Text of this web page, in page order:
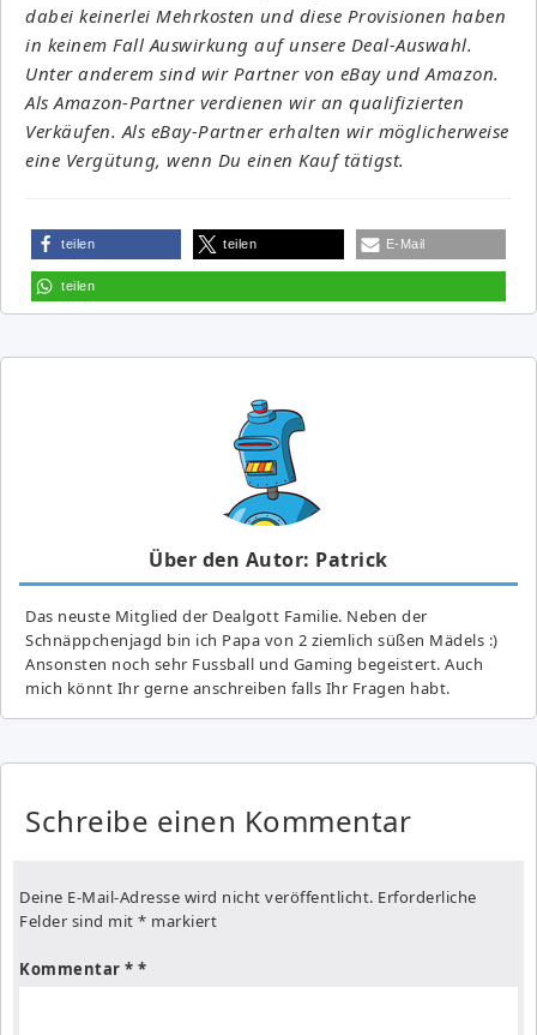
dabei keinerlei Mehrkosten und diese Provisionen haben
in keinem Fall Auswirkung auf unsere Deal-Auswahl.
Unter anderem sind wir Partner von eBay und Amazon.
Als Amazon-Partner verdienen wir an qualifizierten
Verkäufen. Als eBay-Partner erhalten wir möglicherweise
eine Vergütung, wenn Du einen Kauf tätigst.
teilen teilen E-Mail
teilen
Über den Autor: Patrick
Das neuste Mitglied der Dealgott Familie. Neben der
Schnäppchenjagd bin ich Papa von 2 ziemlich süßen Mädels :)
Ansonsten noch sehr Fussball und Gaming begeistert. Auch
mich könnt Ihr gerne anschreiben falls Ihr Fragen habt.
Schreibe einen Kommentar
Deine E-Mail-Adresse wird nicht veröffentlicht. Erforderliche
Felder sind mit * markiert
Kommentar *